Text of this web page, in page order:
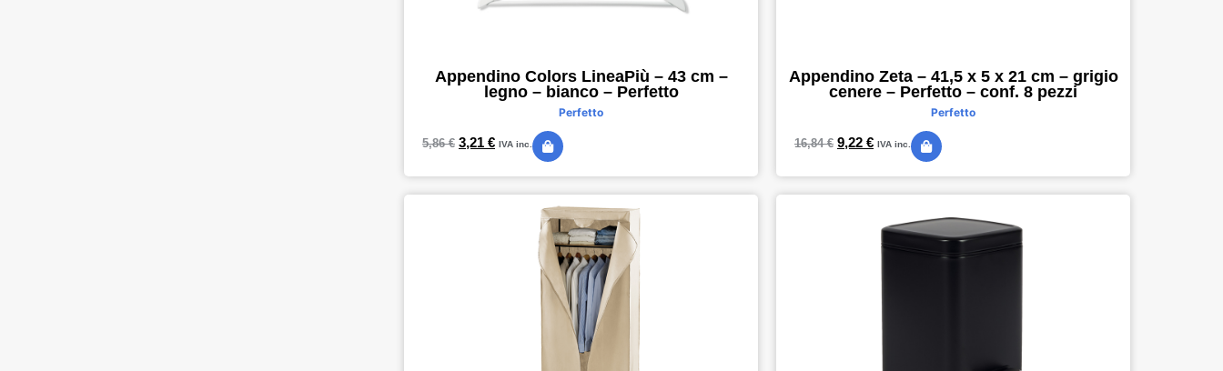
Appendino Colors LineaPiù – 43 cm –
legno – bianco – Perfetto
Perfetto
5,86€ 3,21 € IVA inc.
Appendino Zeta – 41,5 x 5 x 21 cm – grigio
cenere – Perfetto – conf. 8 pezzi
Perfetto
16,84€ 9,22 € IVA inc.